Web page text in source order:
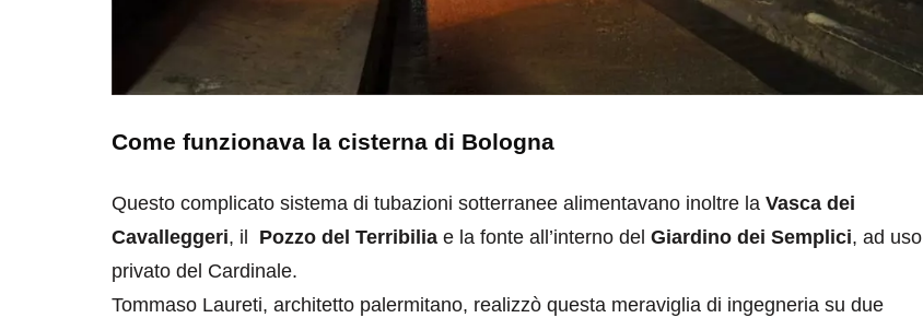
Come funzionava la cisterna di Bologna
Questo complicato sistema di tubazioni sotterranee alimentavano inoltre la Vasca dei
Cavalleggeri, il Pozzo del Terribilia e la fonte all’interno del Giardino dei Semplici, ad uso
privato del Cardinale.
Tommaso Laureti, architetto palermitano, realizzò questa meraviglia di ingegneria su due